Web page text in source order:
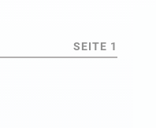
SEITE 1